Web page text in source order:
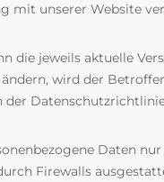
mit unserer Website
die jeweils aktuelle
wird der
der
Daten
Firewalls